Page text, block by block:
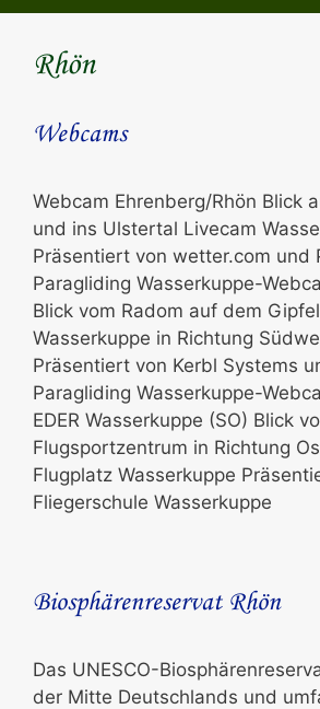
Rhön
Webcams
Webcam Ehrenberg/Rhön Blick
und ins Ulstertal Livecam
Präsentiert von wetter.com und
Paragliding Wasserkuppe-
Blick vom Radom auf dem
Wasserkuppe in Richtung
Präsentiert von Kerbl Systems
Paragliding Wasserkuppe-
EDER Wasserkuppe (SO) Blick
Flugsportzentrum in Richtung
Flugplatz Wasserkuppe
Fliegerschule Wasserkuppe
Biosphärenreservat Rhön
Das UNESCO-
der Mitte Deutschlands und